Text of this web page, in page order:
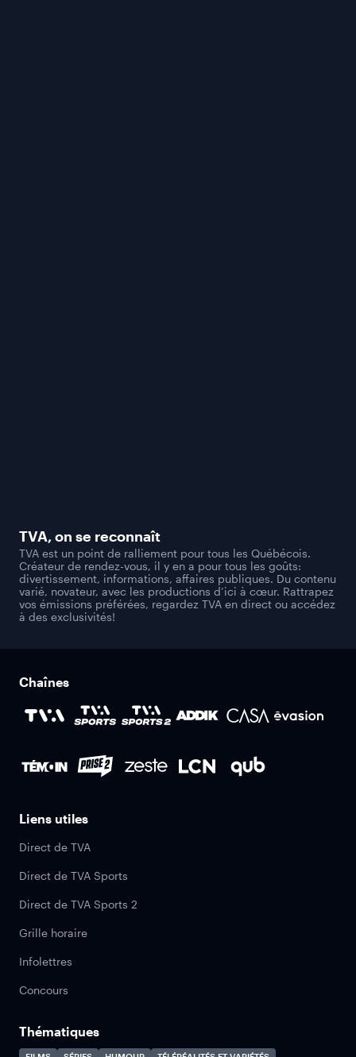
TVA, on se reconnaît
TVA est un point de ralliement pour tous les Québécois.
Créateur de rendez-vous, il y en a pour tous les goûts:
divertissement, informations, affaires publiques. Du contenu
varié, novateur, avec les productions d’ici à cœur. Rattrapez
vos émissions préférées, regardez TVA en direct ou accédez
à des exclusivités!
Chaînes
Liens utiles
Direct de TVA
Direct de TVA Sports
Direct de TVA Sports 2
Grille horaire
Infolettres
Concours
Thématiques